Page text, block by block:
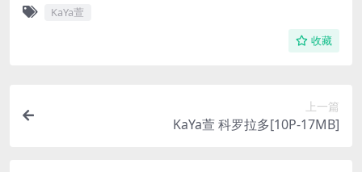
KaYa萱
收藏
上一篇
KaYa萱 科罗拉多[10P-17MB]